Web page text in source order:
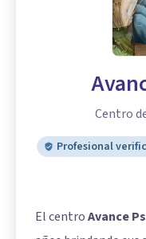
Centro
Profesional
El centroAvance